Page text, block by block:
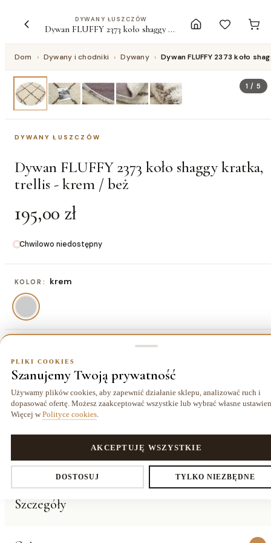
DYWANY ŁUSZCZÓW
Dywan FLUFFY 2373 koło shaggy kratka, trellis - krem / beż
Dom › Dywany i chodniki › Dywany › Dywan FLUFFY 2373 koło
1 /5
DYWANY ŁUSZCZÓW
Dywan FLUFFY 2373 koło shaggy kratka,
trellis - krem / beż
195,00 zł
Chwilowo niedostępny
KOLOR: krem
koło 120 cm
195,00 zł
koło 160 cm
429,00 zł
O PRODUKCIE
Szczegóły
PLIKI COOKIES
Szanujemy Twoją prywatność
Używamy plików cookies, aby zapewnić działanie sklepu, analizować ruch i
dopasować ofertę. Możesz zaakceptować wszystkie lub wybrać własne
Więcej w Polityce cookies
DOSTOSUJ TYLKO NIEZBĘDNE
AKCEPTUJĘ WSZYSTKIE
Ustawienia prywatności